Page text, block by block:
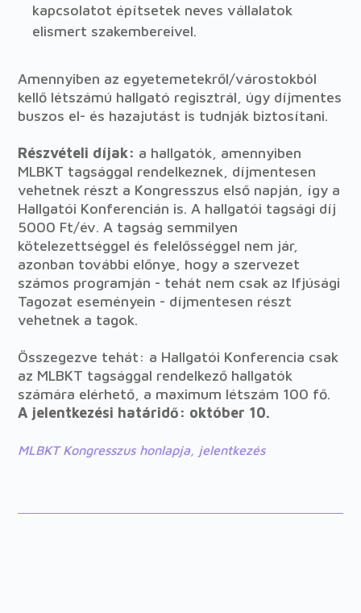
kapcsolatot építsetek neves vállalatok
elismert szakembereivel.
Amennyiben az egyetemetekről/várostokból
kellő létszámú hallgató regisztrál, úgy díjmentes
buszos el- és hazajutást is tudnják biztosítani.
Részvételi díjak: a hallgatók, amennyiben
MLBKT tagsággal rendelkeznek, díjmentesen
vehetnek részt a Kongresszus első napján, így a
Hallgatói Konferencián is. A hallgatói tagsági díj
5000 Ft/év. A tagság semmilyen
kötelezettséggel és felelősséggel nem jár,
azonban további előnye, hogy a szervezet
számos programján - tehát nem csak az Ifjúsági
Tagozat eseményein - díjmentesen részt
vehetnek a tagok.
Összegezve tehát: a Hallgatói Konferencia csak
az MLBKT tagsággal rendelkező hallgatók
számára elérhető, a maximum létszám 100 fő.
A jelentkezési határidő: október 10.
MLBKT Kongresszus honlapja, jelentkezés